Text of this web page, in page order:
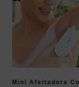
Mini Afeitadora